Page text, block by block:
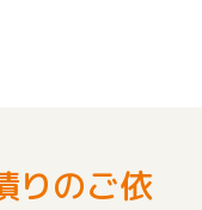
りのご依